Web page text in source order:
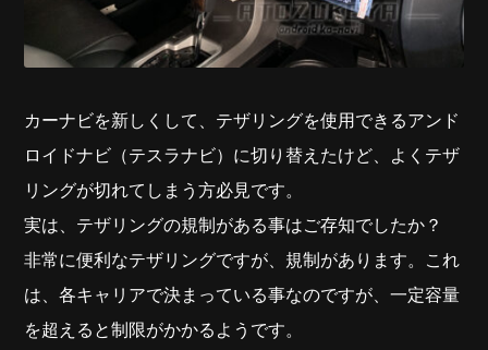
カーナビを新しくして、テザリングを使用できるアンド
ロイドナビ（テスラナビ）に切り替えたけど、よくテザ
リングが切れてしまう方必見です。
実は、テザリングの規制がある事はご存知でしたか？
非常に便利なテザリングですが、規制があります。これ
は、各キャリアで決まっている事なのですが、一定容量
を超えると制限がかかるようです。